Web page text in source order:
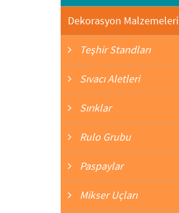
Darbeli Matkaplar
Dekorasyon Malzemeleri
Teşhir Standları
Sıvacı Aletleri
Sırıklar
Rulo Grubu
Paspaylar
Mikser Uçları